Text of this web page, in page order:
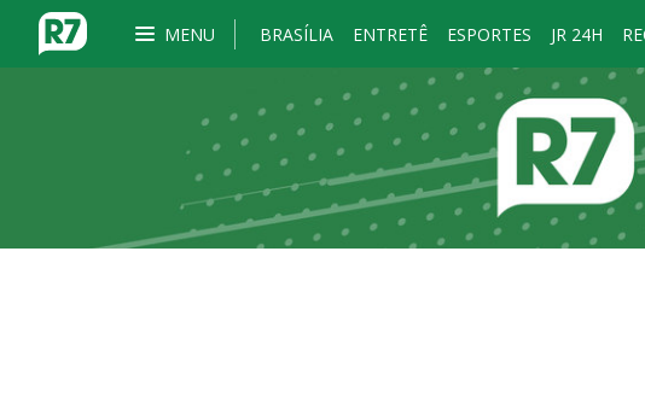
MENU BRASÍLIA ENTRETÊ ESPORTES JR 24H